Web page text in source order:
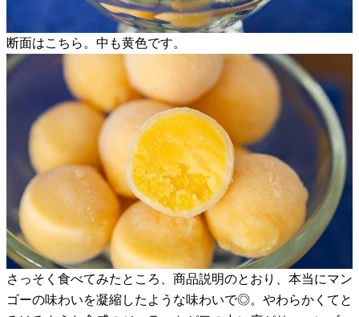
断面はこちら。中も黄色です。
さっそく食べてみたところ、商品説明のとおり、本当にマン
ゴーの味わいを凝縮したような味わいで◎。やわらかくてと